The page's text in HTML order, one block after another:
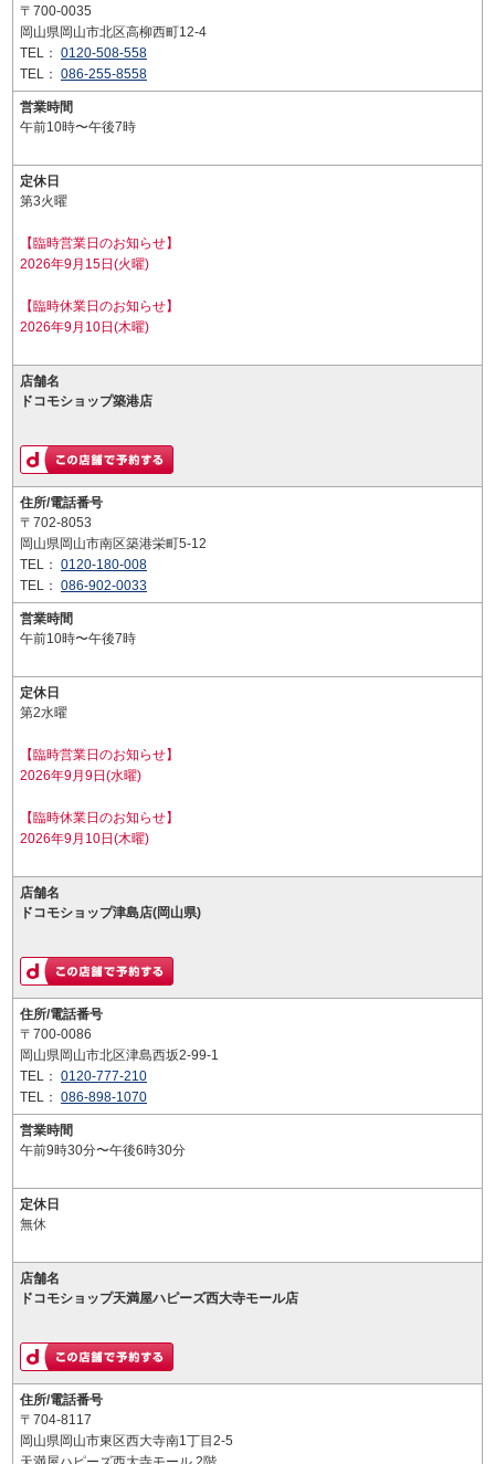
〒700-0035
岡山県岡山市北区高柳西町12-4
TEL： 0120-508-558
TEL： 086-255-8558
営業時間
午前10時〜午後7時
定休日
第3火曜
【臨時営業日のお知らせ】
2026年9月15日(火曜)
【臨時休業日のお知らせ】
2026年9月10日(木曜)
店舗名
ドコモショップ築港店
住所/電話番号
〒702-8053
岡山県岡山市南区築港栄町5-12
TEL： 0120-180-008
TEL： 086-902-0033
営業時間
午前10時〜午後7時
定休日
第2水曜
【臨時営業日のお知らせ】
2026年9月9日(水曜)
【臨時休業日のお知らせ】
2026年9月10日(木曜)
店舗名
ドコモショップ津島店(岡山県)
住所/電話番号
〒700-0086
岡山県岡山市北区津島西坂2-99-1
TEL： 0120-777-210
TEL： 086-898-1070
営業時間
午前9時30分〜午後6時30分
定休日
無休
店舗名
ドコモショップ天満屋ハピーズ西大寺モール店
住所/電話番号
〒704-8117
岡山県岡山市東区西大寺南1丁目2-5